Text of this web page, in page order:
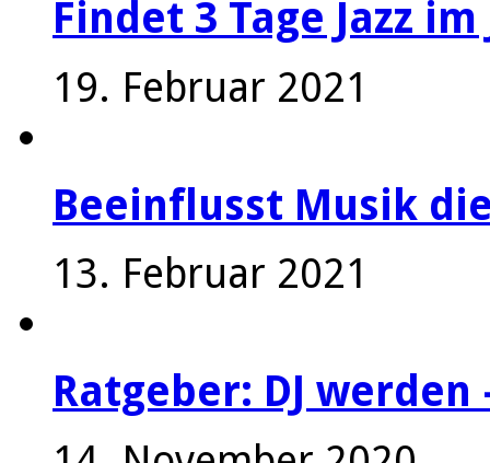
Findet 3 Tage Jazz
19. Februar 2021
Beeinflusst Musik
13. Februar 2021
Ratgeber: DJ